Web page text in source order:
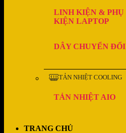
LINH KIỆN & PHỤ
KIỆN LAPTOP
DÂY CHUYỂN ĐỔI
TẢN NHIỆT COOLING
TẢN NHIỆT AIO
TRANG CHỦ